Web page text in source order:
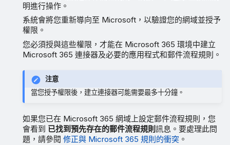
明進行操作。
系統會將您重新導向至 Microsoft，以驗證您的網域並授予
權限。
您必須授與這些權限，才能在 Microsoft 365 環境中建立
Microsoft 365 連接器及必要的應用程式和郵件流程規則。
注意
當您授予權限後，建立連接器可能需要最多十分鐘。
如果您已在 Microsoft 365 網域上設定郵件流程規則，您
會看到 已找到預先存在的郵件流程規則訊息。要處理此問
題，請參閱修正與 Microsoft 365 規則的衝突 。